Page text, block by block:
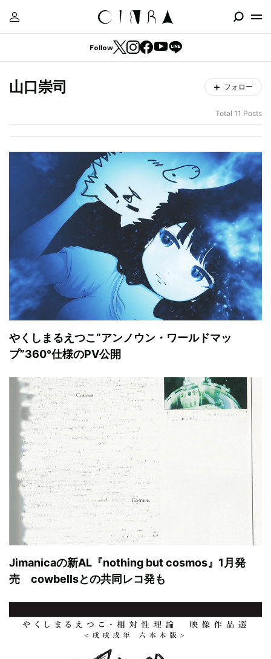
Follow
山口崇司 フォロー
Total 11 Posts
やくしまるえつこ“アンノウン・ワールドマッ
プ”360°仕様のPV公開
Jimanicaの新AL『nothing but cosmos』1月発
売 cowbellsとの共同レコ発も